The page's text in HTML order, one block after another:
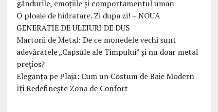
gândurile, emoțiile și comportamentul uman
O ploaie de hidratare. Zi dupa zi! – NOUA
GENERATIE DE ULEIURI DE DUS
Martorii de Metal: De ce monedele vechi sunt
adevăratele „Capsule ale Timpului” și nu doar metal
prețios?
Eleganța pe Plajă: Cum un Costum de Baie Modern
Îți Redefinește Zona de Confort